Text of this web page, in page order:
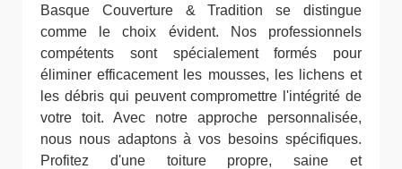
Basque Couverture & Tradition se distingue
comme le choix évident. Nos professionnels
compétents sont spécialement formés pour
éliminer efficacement les mousses, les lichens et
les débris qui peuvent compromettre l'intégrité de
votre toit. Avec notre approche personnalisée,
nous nous adaptons à vos besoins spécifiques.
Profitez d'une toiture propre, saine et